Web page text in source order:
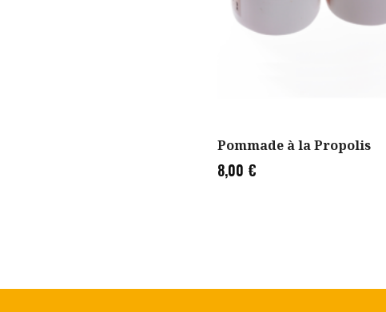
Pommade à la Propolis
8,00 €